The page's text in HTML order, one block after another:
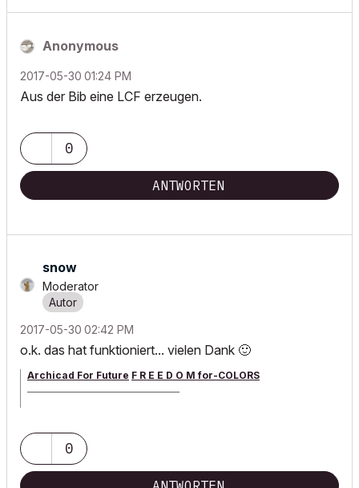
Anonymous
‎2017-05-30 01:24 PM
Aus der Bib eine LCF erzeugen.
0
ANTWORTEN
snow
Moderator
‎2017-05-30 02:42 PM
o.k. das hat funktioniert... vielen Dank 🙂
Archicad For Future F R E E D O M for-COLORS
0